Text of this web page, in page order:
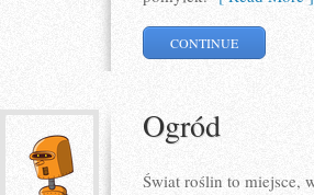
CONTINUE
Ogród
Świat roślin to miejsce,